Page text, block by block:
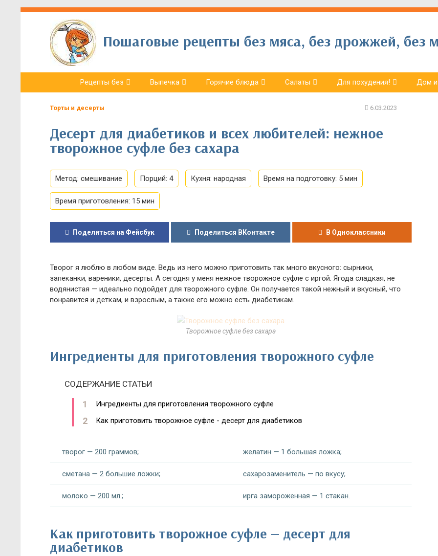
Пошаговые рецепты без мяса, без дрожжей, без
Рецепты без Выпечка Горячие блюда Салаты Для похудения! Дом и
Торты и десерты
Десерт для диабетиков и всех любителей: нежное
творожное суфле без сахара
Метод: смешивание Порций: 4 Кухня: народная Время на подготовку: 5 мин
Время приготовления: 15 мин
Поделиться на Фейсбук Поделиться ВКонтакте В Одноклассники
Творог я люблю в любом виде. Ведь из него можно приготовить так много вкусного: сырники,
запеканки, вареники, десерты. А сегодня у меня нежное творожное суфле с иргой. Ягода сладкая, не
водянистая — идеально подойдет для творожного суфле. Он получается такой нежный и вкусный, что
понравится и деткам, и взрослым, а также его можно есть диабетикам.
Творожное суфле без сахара
Ингредиенты для приготовления творожного суфле
СОДЕРЖАНИЕ СТАТЬИ
Ингредиенты для приготовления творожного суфле
Как приготовить творожное суфле - десерт для диабетиков
творог — 200 граммов;
сметана — 2 большие ложки;
молоко — 200 мл.;
желатин — 1 большая ложка;
сахарозаменитель — по вкусу;
ирга замороженная — 1 стакан.
Как приготовить творожное суфле — десерт для
диабетиков